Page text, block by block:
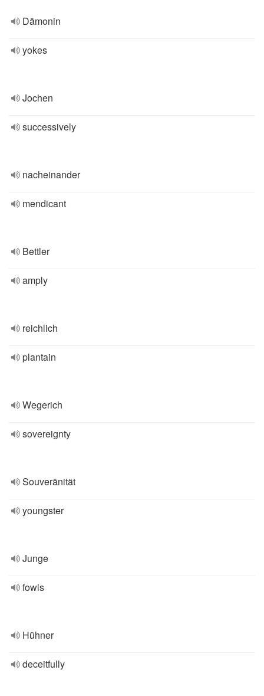
Dämonin
yokes
Jochen
successively
nacheinander
mendicant
Bettler
amply
reichlich
plantain
Wegerich
sovereignty
Souveränität
youngster
Junge
fowls
Hühner
deceitfully